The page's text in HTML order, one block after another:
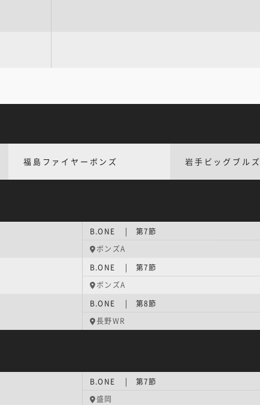
福島ファイヤーボンズ 岩手ビッグブルズ
B.ONE | 第7節
ボンズA
B.ONE | 第7節
ボンズA
B.ONE | 第8節
長野WR
B.ONE | 第7節
盛岡